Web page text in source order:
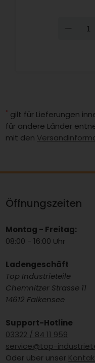
Down
* gilt für Lieferungen
für andere Länder
mit den
Öffnungszeiten
Montag - Freitag:
08:00 - 16:00 Uhr
Ladengeschäft
Top Industrieteile
Chemnitzer Strasse 11
14612 Falkensee
Support-Hotline
03322 / 84 11 959
service@top-
Oder über unser